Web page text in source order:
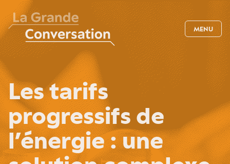
MENU
Les tarifs
progressifs de
l’énergie : une